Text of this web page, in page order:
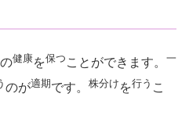
の健康を保つ ことができます。 一
のが適期です。 株分け を行う こ